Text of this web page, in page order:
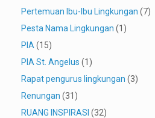
Pertemuan Ibu-Ibu Lingkungan (7)
Pesta Nama Lingkungan (1)
PIA (15)
PIA St. Angelus (1)
Rapat pengurus lingkungan (3)
Renungan (31)
RUANG INSPIRASI (32)